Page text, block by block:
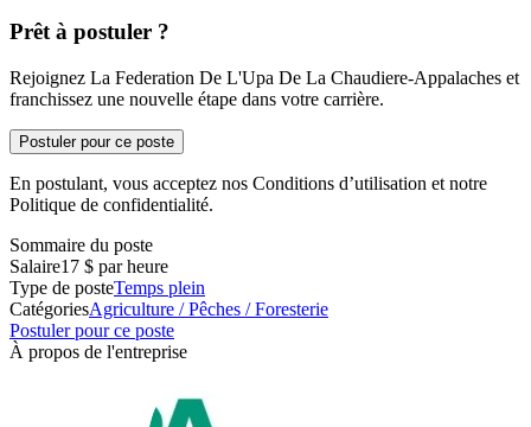
Prêt à postuler ?
Rejoignez La Federation De L'Upa De La Chaudiere-Appalaches et
franchissez une nouvelle étape dans votre carrière.
Postuler pour ce poste
En postulant, vous acceptez nos Conditions d’utilisation et notre
Politique de confidentialité.
Sommaire du poste
Salaire17 $ par heure
Type de posteTemps plein
CatégoriesAgriculture / Pêches / Foresterie
Postuler pour ce poste
À propos de l'entreprise